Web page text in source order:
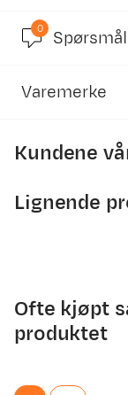
3.2
Erik T
Bekreftet
0
Varemerke
Kundene
Lignende
Ofte kjøpt
produktet